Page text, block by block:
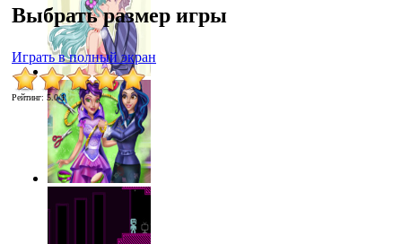
Выбрать размер игры
Играть в полный экран
Рейтинг: 5.0/1